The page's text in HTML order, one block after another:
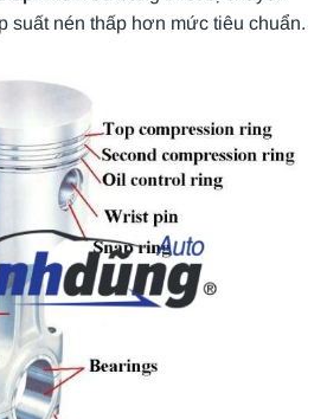
suất nén thấp hơn mức tiêu chuẩn.